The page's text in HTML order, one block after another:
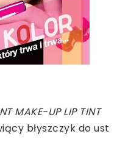
MAKE-UP LIP TINT
błyszczyk do ust